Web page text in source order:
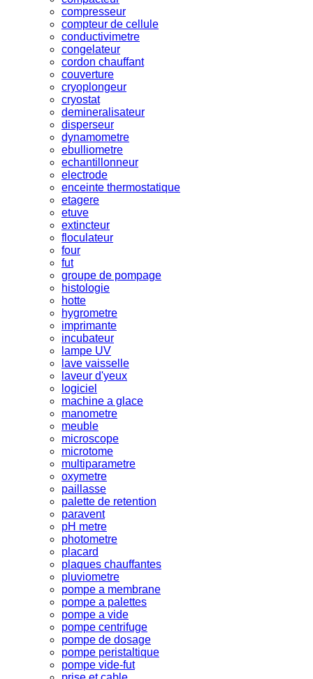
compresseur
compteur de cellule
conductivimetre
congelateur
cordon chauffant
couverture
cryoplongeur
cryostat
demineralisateur
disperseur
dynamometre
ebulliometre
echantillonneur
electrode
enceinte thermostatique
etagere
etuve
extincteur
floculateur
four
fut
groupe de pompage
histologie
hotte
hygrometre
imprimante
incubateur
lampe UV
lave vaisselle
laveur d'yeux
logiciel
machine a glace
manometre
meuble
microscope
microtome
multiparametre
oxymetre
paillasse
palette de retention
paravent
pH metre
photometre
placard
plaques chauffantes
pluviometre
pompe a membrane
pompe a palettes
pompe a vide
pompe centrifuge
pompe de dosage
pompe peristaltique
pompe vide-fut